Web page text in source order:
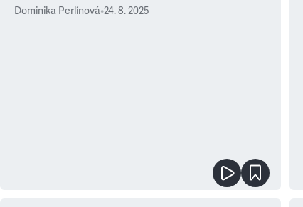
Dominika Perlínová•24. 8. 2025